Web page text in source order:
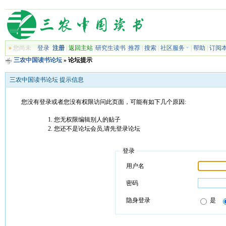
»您尚未 登录 注册| 返回主站| 研究生读书| 推荐| 搜索| 社区服务 帮助
订阅
三农中国读书论坛» 论坛提示
三农中国读书论坛 提示信息
您没有登录或者您没有权限访问此页面，可能有如下几个原因:
您无权限编辑别人的贴子
您还不是论坛会员,请先登录论坛
登录
用户名
密码
隐身登录 是